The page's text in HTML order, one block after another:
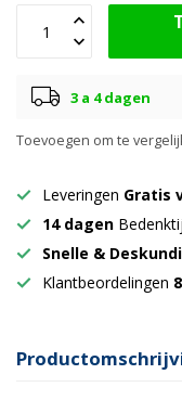
3 a 4 dagen
Toevoegen om te
Leveringen Gratis
14 dagen
Snelle &
Klantbeordelingen